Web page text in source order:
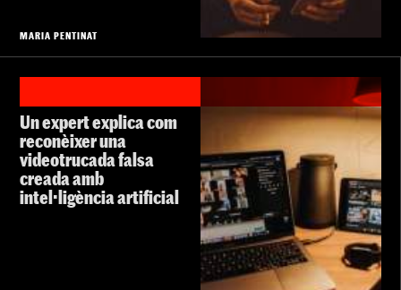
MARIA PENTINAT
Un expert explica com
reconèixer una
videotrucada falsa
creada amb
intel·ligència artificial